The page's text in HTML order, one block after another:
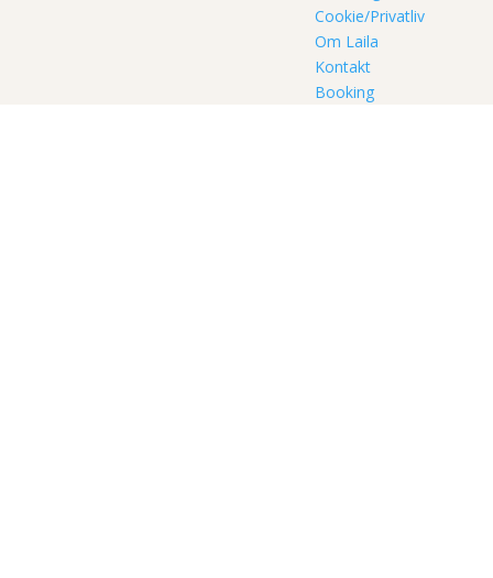
Cookie/Privatliv
Om Laila
Kontakt
Booking